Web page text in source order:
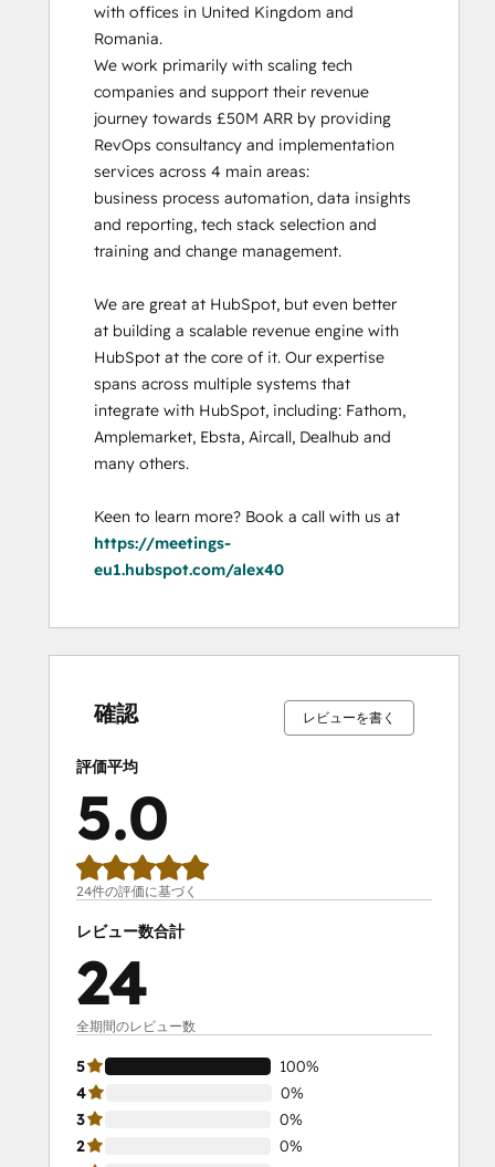
with offices in United Kingdom and
Romania.
We work primarily with scaling tech
companies and support their revenue
journey towards £50M ARR by providing
RevOps consultancy and implementation
services across 4 main areas:
business process automation, data insights
and reporting, tech stack selection and
training and change management.
We are great at HubSpot, but even better
at building a scalable revenue engine with
HubSpot at the core of it. Our expertise
spans across multiple systems that
integrate with HubSpot, including: Fathom,
Amplemarket, Ebsta, Aircall, Dealhub and
many others.
https://meetings-
eu1.hubspot.com/alex40
確認 レビューを書く
評価平均
5.0
24件の評価に基づく
レビュー数合計
24
全期間のレビュー数
5
100%
4
了
0%
3
了
0%
2
了
0%
了
了
了
了
了
了